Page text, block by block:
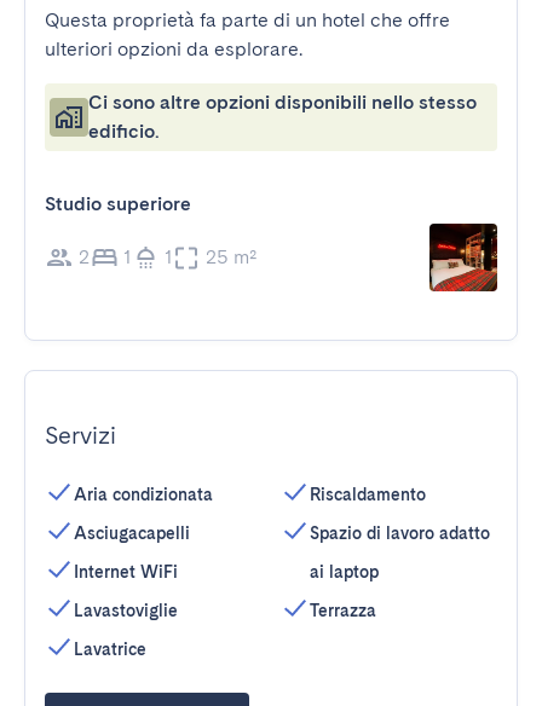
Questa proprietà fa parte di un hotel che offre
ulteriori opzioni da esplorare.
Ci sono altre opzioni disponibili nello stesso
edificio.
Studio superiore
2 1 1 25 m²
Servizi
Aria condizionata
Asciugacapelli
Internet WiFi
Lavastoviglie
Lavatrice
Riscaldamento
Spazio di lavoro adatto
ai laptop
Terrazza